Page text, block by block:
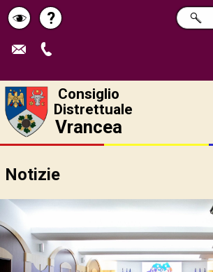
Schimbă
contrastul
Pagina
de
?
Cerca
nel
RICERCA
Consiglio
Distrettuale
Vrancea
Notizie